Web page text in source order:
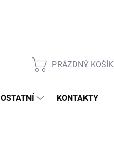
NÁKUPNÍ
PRÁZDNÝ KOŠÍK
OSTATNÍ KONTAKTY